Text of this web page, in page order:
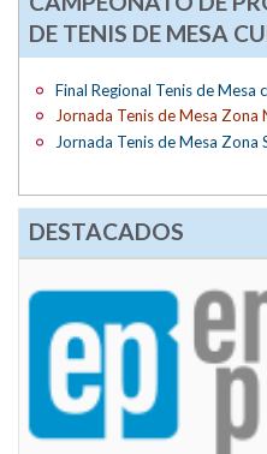
DE TENIS DE MESA
Final Regional Tenis de
Jornada Tenis de Mesa
Jornada Tenis de Mesa
DESTACADOS